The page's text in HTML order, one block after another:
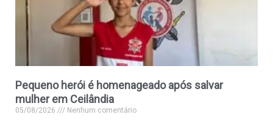
Pequeno herói é homenageado após salvar
mulher em Ceilândia
05/08/2026 Nenhum comentário